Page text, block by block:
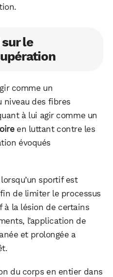
le
comme un
niveau des fibres
à lui agir comme un
en luttant contre les
évoqués
sportif est
de limiter le processus
la lésion de certains
l’application de
et prolongée a
du corps en entier dans
Email
X